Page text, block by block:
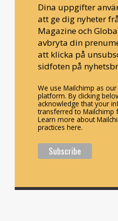
Dina uppgifter
att ge dig nyheter
Magazine och
avbryta din
att klicka på
sidfoten på
We use Mailchimp as
platform. By clicking
acknowledge that your
transferred to Mailchimp
Learn more about
practices here.